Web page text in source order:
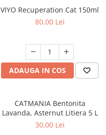
VIYO Recuperation Cat 150ml
80,00 Lei
ADAUGA IN COS
CATMANIA Bentonita
Lavanda, Asternut Litiera 5 L
30,00 Lei